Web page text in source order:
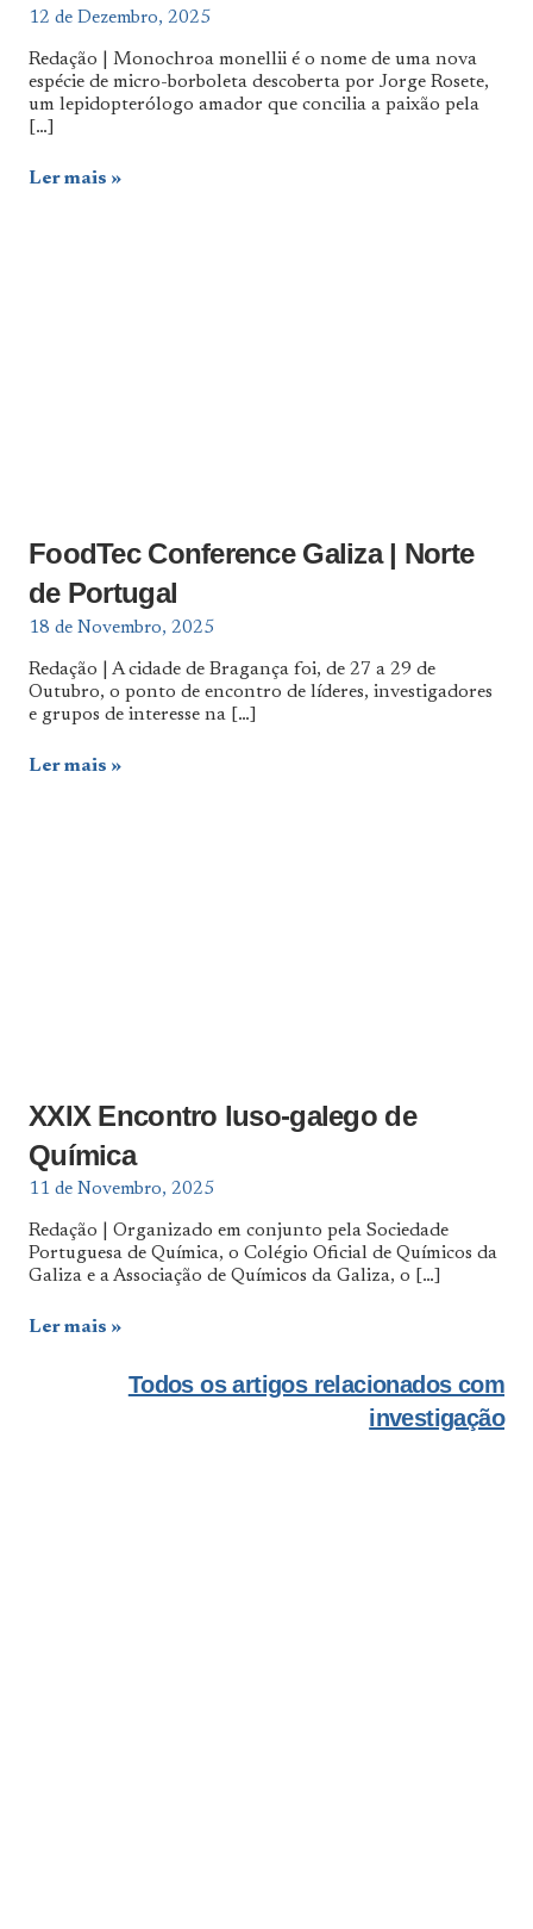
12 de Dezembro, 2025
Redação | Monochroa monellii é o nome de uma nova
espécie de micro-borboleta descoberta por Jorge Rosete,
um lepidopterólogo amador que concilia a paixão pela
[…]
Ler mais
FoodTec Conference Galiza | Norte
de Portugal
18 de Novembro, 2025
Redação | A cidade de Bragança foi, de 27 a 29 de
Outubro, o ponto de encontro de líderes, investigadores
e grupos de interesse na […]
Ler mais
XXIX Encontro luso-galego de
Química
11 de Novembro, 2025
Redação | Organizado em conjunto pela Sociedade
Portuguesa de Química, o Colégio Oficial de Químicos da
Galiza e a Associação de Químicos da Galiza, o
[…]
Ler mais
Todos os artigos relacionados com
investigação